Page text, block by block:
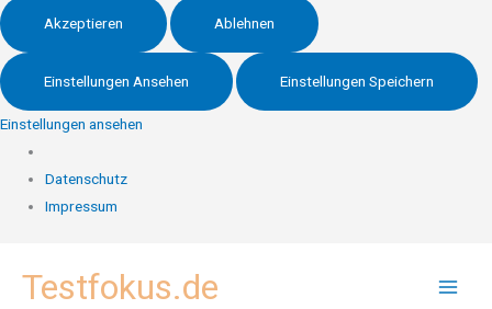
Akzeptieren Ablehnen
Einstellungen Ansehen Einstellungen Speichern
Einstellungen ansehen
Datenschutz
Impressum
InhaltTestfokus.de